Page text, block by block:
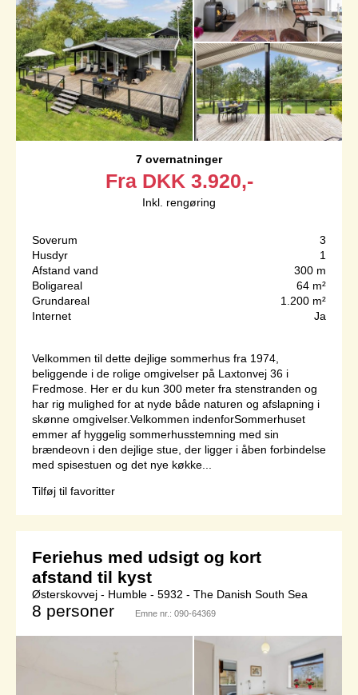
7 overnatninger
Fra DKK 3.920,-
Inkl. rengøring
Soverum
3
Husdyr
1
Afstand vand
300 m
Boligareal
64 m²
Grundareal
1.200 m²
Internet
Ja
Velkommen til dette dejlige sommerhus fra 1974,
beliggende i de rolige omgivelser på Laxtonvej 36 i
Fredmose. Her er du kun 300 meter fra stenstranden og
har rig mulighed for at nyde både naturen og afslapning i
skønne omgivelser.Velkommen indenforSommerhuset
emmer af hyggelig sommerhusstemning med sin
brændeovn i den dejlige stue, der ligger i åben forbindelse
med spisestuen og det nye køkke...
Tilføj til favoritter
Feriehus med udsigt og kort
afstand til kyst
Østerskovvej - Humble - 5932 - The Danish South Sea
8 personer Emne nr.: 090-64369